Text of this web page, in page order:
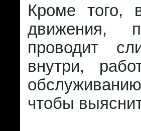
Кроме того,
движения,
проводит
внутри,
чтобы